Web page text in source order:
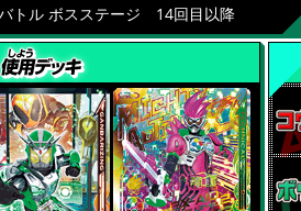
トル ボスステージ 14回目以降